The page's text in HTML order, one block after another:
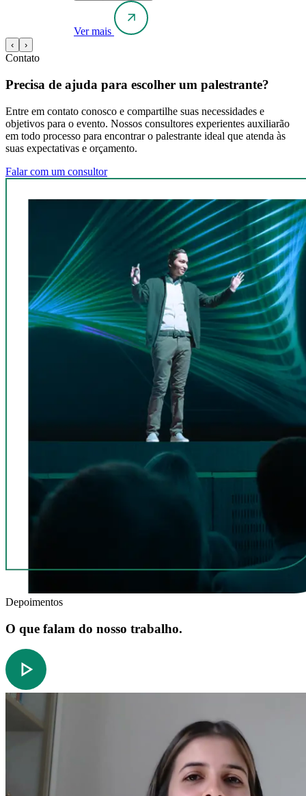
Ver mais
‹ ›
Contato
Precisa de ajuda para escolher um palestrante?
Entre em contato conosco e compartilhe suas necessidades e
objetivos para o evento. Nossos consultores experientes auxiliarão
em todo processo para encontrar o palestrante ideal que atenda às
suas expectativas e orçamento.
Falar com um consultor
Depoimentos
O que falam do nosso trabalho.